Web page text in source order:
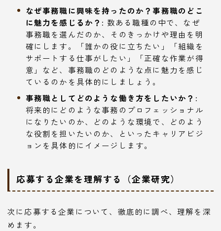
なぜ事務職に興味を持ったのか？事務職のどこ
に魅力を感じるか？: 数ある職種の中で、なぜ
事務職を選んだのか、そのきっかけや理由を明
確にします。「誰かの役に立ちたい」「組織を
サポートする仕事がしたい」「正確な作業が得
意」など、事務職のどのような点に魅力を感じ
ているのかを具体的にしましょう。
事務職としてどのような働き方をしたいか？:
将来的にどのような事務のプロフェッショナル
になりたいのか、どのような環境で、どのよう
な役割を担いたいのか、といったキャリアビジ
ョンを具体的にイメージします。
応募する企業を理解する（企業研究）
次に応募する企業について、徹底的に調べ、理解を深
めます。